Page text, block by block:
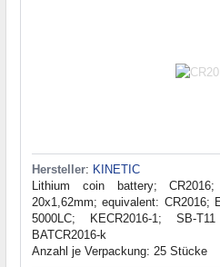
Hersteller: KINETIC
Lithium coin battery;
20x1,62mm; equivalent: CR2016;
5000LC; KECR2016-1; SB-
BATCR2016-k
Anzahl je Verpackung: 25 Stücke